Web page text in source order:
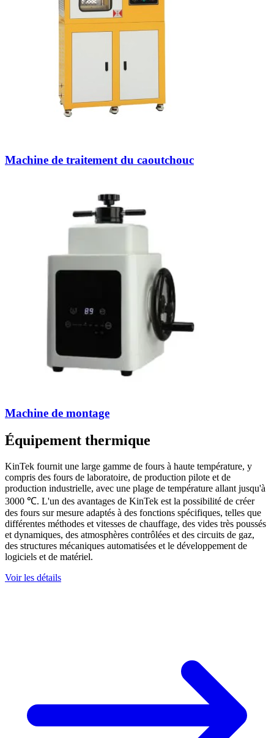
Machine de traitement du caoutchouc
Machine de montage
Équipement thermique
KinTek fournit une large gamme de fours à haute température, y
compris des fours de laboratoire, de production pilote et de
production industrielle, avec une plage de température allant jusqu'à
3000 ℃. L'un des avantages de KinTek est la possibilité de créer
des fours sur mesure adaptés à des fonctions spécifiques, telles que
différentes méthodes et vitesses de chauffage, des vides très poussés
et dynamiques, des atmosphères contrôlées et des circuits de gaz,
des structures mécaniques automatisées et le développement de
logiciels et de matériel.
Voir les détails